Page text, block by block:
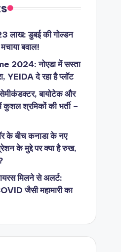
लाख: डुबई की गोल्डन
बवाल!
2024: नोएडा में सस्ता
YEIDA दे रहा है प्लॉट
बायोटेक और
कुशल श्रमिकों की भर्ती –
के बीच कनाडा के नए
के मुद्दे पर क्या है रुख,
मिलने से अलर्ट:
जैसी महामारी का